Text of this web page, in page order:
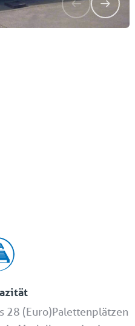
28 (Euro)Palettenplätzen